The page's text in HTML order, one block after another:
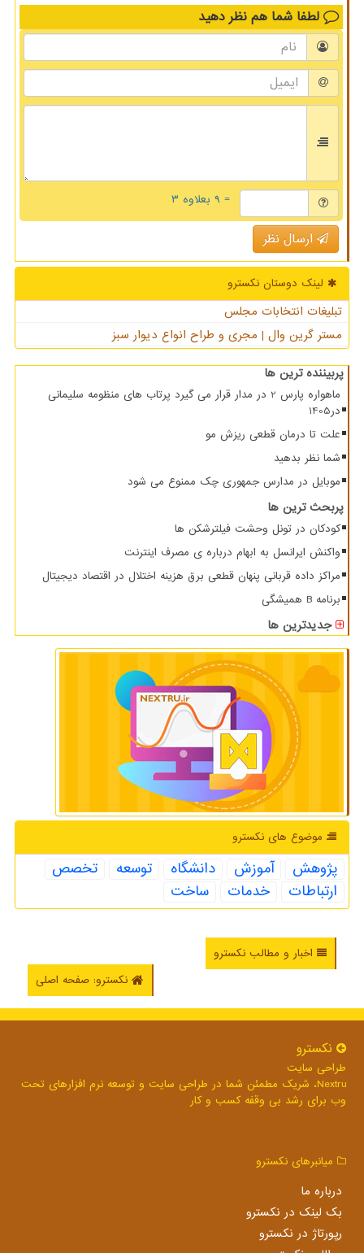
لطفا شما هم نظر دهید
= ۹ بعلاوه ۳
ارسال نظر
لینک دوستان نكسترو
تبلیغات انتخابات مجلس
مستر گرین وال | مجری و طراح انواع دیوار سبز
پربیننده ترین ها
ماهواره پارس 2 در مدار قرار می گیرد پرتاب های منظومه سلیمانی
در1405
علت تا درمان قطعی ریزش مو
شما نظر بدهید
موبایل در مدارس جمهوری چک ممنوع می شود
پربحث ترین ها
کودکان در تونل وحشت فیلترشکن ها
واکنش ایرانسل به ابهام درباره ی مصرف اینترنت
مراکز داده قربانی پنهان قطعی برق هزینه اختلال در اقتصاد دیجیتال
برنامه B همیشگی
جدیدترین ها
موضوع های نكسترو
پژوهش آموزش دانشگاه توسعه
تخصص
ارتباطات
خدمات ساخت
اخبار و مطالب نکسترو
نکسترو: صفحه اصلی
نكسترو
طراحی سایت
Nextru، شریک مطمئن شما در طراحی سایت و توسعه نرم افزارهای تحت
وب برای رشد بی وقفه کسب و کار
میانبرهای نكسترو
درباره ما
بک لینک در نكسترو
رپورتاژ در نكسترو